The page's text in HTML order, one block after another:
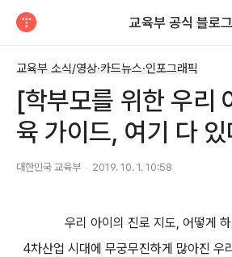
교육부 공식 블로그
교육부 소식/영상·카드뉴스·인포그래픽
[학부모를 위한 우리
육 가이드, 여기 다
대한민국 교육부 2019. 10. 1. 10:58
우리 아이의 진로 지도, 어떻게
4차산업 시대에 무궁무진하게 많아진 우